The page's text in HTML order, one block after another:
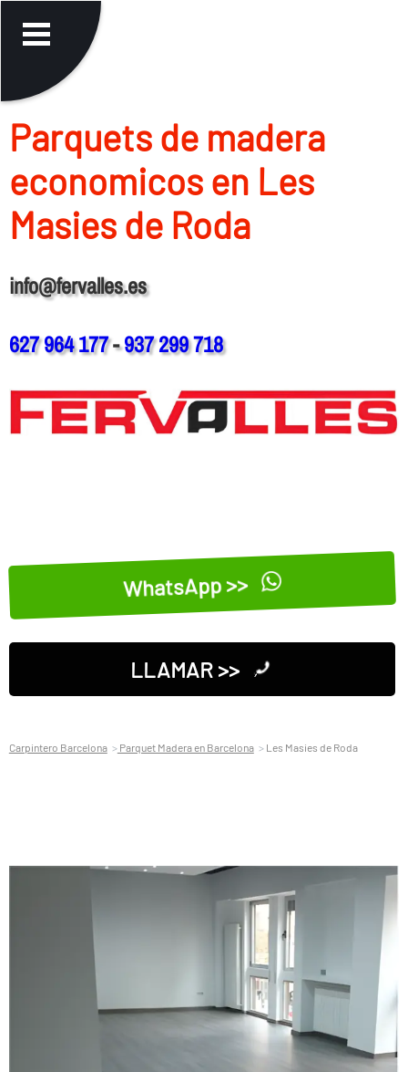
Parquets de madera
economicos en Les
Masies de Roda
info@fervalles.es
627 964 177-937 299 718
WhatsApp >>
LLAMAR >>
Carpintero Barcelona Parquet Madera en Barcelona Les Masies de Roda